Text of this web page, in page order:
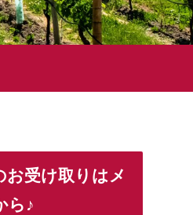
お受け取りはメ
ら♪